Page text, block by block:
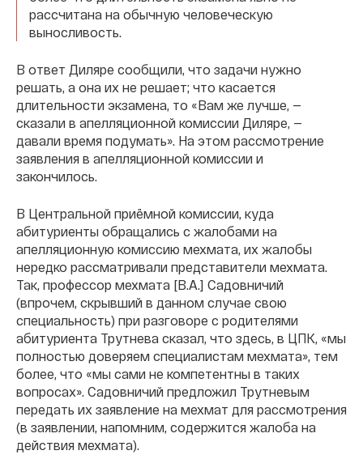
рассчитана на обычную человеческую
выносливость.
В ответ Диляре сообщили, что задачи нужно
решать, а она их не решает; что касается
длительности экзамена, то «Вам же лучше, —
сказали в апелляционной комиссии Диляре, —
давали время подумать». На этом рассмотрение
заявления в апелляционной комиссии и
закончилось.
В Центральной приёмной комиссии, куда
абитуриенты обращались с жалобами на
апелляционную комиссию мехмата, их жалобы
нередко рассматривали представители мехмата.
Так, профессор мехмата [В.А.] Садовничий
(впрочем, скрывший в данном случае свою
специальность) при разговоре с родителями
абитуриента Трутнева сказал, что здесь, в ЦПК, «мы
полностью доверяем специалистам мехмата», тем
более, что «мы сами не компетентны в таких
вопросах». Садовничий предложил Трутневым
передать их заявление на мехмат для рассмотрения
(в заявлении, напомним, содержится жалоба на
действия мехмата).